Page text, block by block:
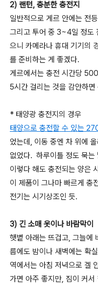
2) 랜턴, 충분한 충전지
일반적으로 게르 안에는 전
그리고 투어 중 3~4일 정도
으니 카메라나 휴대 기기의
를 준비하는 게 좋겠다.
게르에서는 충전 시간당
5시간 걸리는 것을 감안하
* 태양광 충전지의 경우
태양으로 충전할 수 있는
었는데, 이동 중엔 차 위에
없었다. 하루이틀 정도 묵는
이렇다 해도 충전되는 양은
이 제품이 그나마 빠르게 충
전기는 시기상조인 듯.
3) 긴 소매 옷이나 바람막이
햇볕 아래는 뜨겁고, 그늘에
름에도 밤이나 새벽에는 확
역에서는 아침 저녁으로 겔
가면 아주 좋지만, 짐이 커